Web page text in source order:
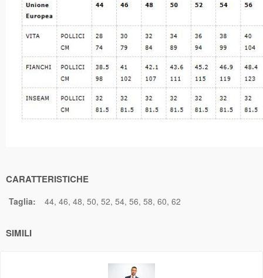
CARATTERISTICHE
Taglia: 44 46 48 50 52 54 56 58 60 62
SIMILI